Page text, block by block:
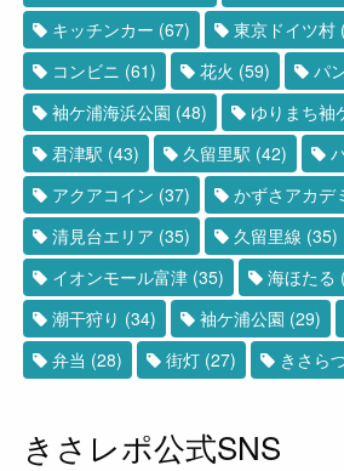
キッチンカー (67) 東京ドイツ村
コンビニ (61) 花火 (59) パ
袖ケ浦海浜公園 (48) ゆりまち袖
君津駅 (43) 久留里駅 (42)
アクアコイン (37) かずさアカデ
清見台エリア (35) 久留里線 (35)
イオンモール富津 (35) 海ほたる
潮干狩り (34) 袖ケ浦公園 (29)
弁当 (28) 街灯 (27) きさら
きさレポ公式SNS